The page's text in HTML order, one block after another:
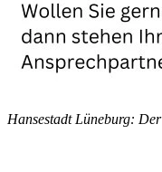
Hansestadt Lüneburg: